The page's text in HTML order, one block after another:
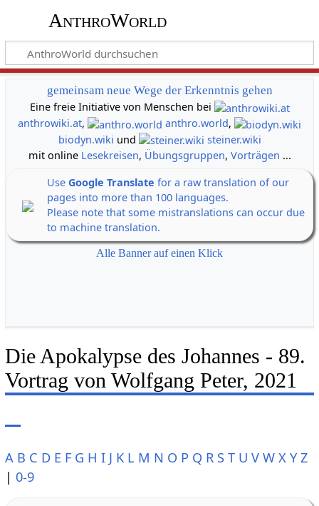
AnthroWorld
gemeinsam neue Wege der Erkenntnis gehen
Eine freie Initiative von Menschen bei
anthrowiki.at, anthro.world,
biodyn.wiki und
steiner.wiki
mit online Lesekreisen, Übungsgruppen, Vorträgen ...
Use Google Translate for a raw translation of our
pages into more than 100 languages.
Please note that some mistranslations can occur due
to machine translation.
Alle Banner auf einen Klick
Die Apokalypse des Johannes - 89.
Vortrag von Wolfgang Peter, 2021
A B C D E F G H I J K L M N O P Q R S T U V W X Y Z
| 0-9